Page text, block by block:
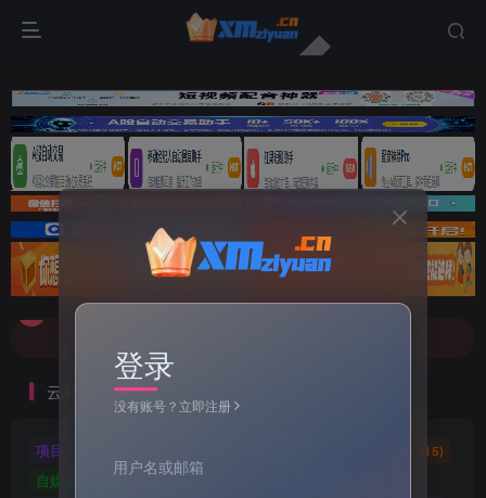
文案不会提取也不会写？八哥来帮忙！
7-9折！等多家顶流配音软件[配音神器Pro]-[配音鹅]-[南瓜配音]-[魔音工坊]-[逗哥配音]戳这里查看详情！
7-9折！等多家顶流配音软件[配音神器Pro]-[配音鹅]-[南瓜配音]-[魔音工坊]-[逗哥配音]戳这里查看详情！
云标签
项目实操 (15)
自媒体教程 (9) 自媒体 (1)
登录
没有账号？立即注册
用户名或邮箱